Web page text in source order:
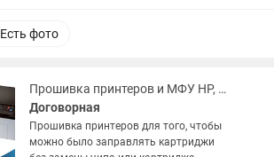
Есть фото
Прошивка принтеров и МФУ HP, Samsung, Xerox, Pantum
Договорная
Прошивка принтеров для того, чтобы
можно было заправлять картриджи